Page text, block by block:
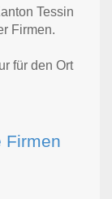
Tessin
Firmen.
für den Ort
Firmen